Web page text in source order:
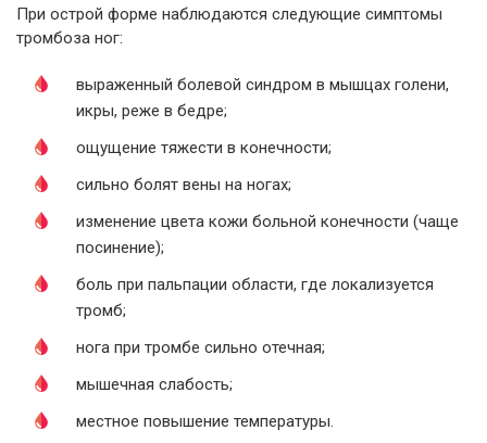
При острой форме наблюдаются следующие симптомы
тромбоза ног:
выраженный болевой синдром в мышцах голени,
икры, реже в бедре;
ощущение тяжести в конечности;
сильно болят вены на ногах;
изменение цвета кожи больной конечности (чаще
посинение);
боль при пальпации области, где локализуется
тромб;
нога при тромбе сильно отечная;
мышечная слабость;
местное повышение температуры.